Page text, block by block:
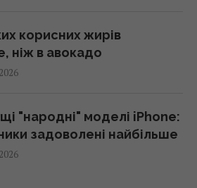
корисних жирів
ніж в авокадо
"народні" моделі iPhone:
задоволені найбільше